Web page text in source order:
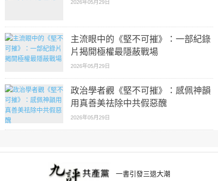
2026年05月29日
主流眼中的《堅不可摧》：一部紀錄
片揭開極權最隱蔽戰場
2026年05月29日
政治學者觀《堅不可摧》：感佩神韻
用真善美祛除中共假惡醜
2026年05月29日
一書引發三退大潮